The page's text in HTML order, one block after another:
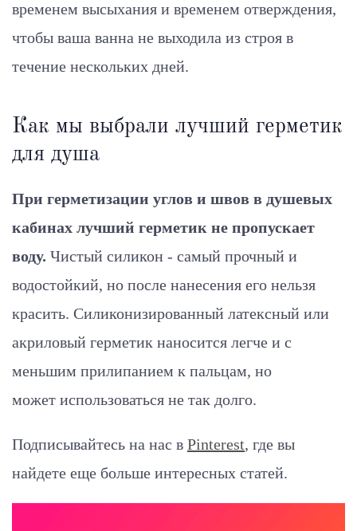
временем высыхания и временем отверждения,
чтобы ваша ванна не выходила из строя в
течение нескольких дней.
Как мы выбрали лучший герметик
для душа
При герметизации углов и швов в душевых
кабинах лучший герметик не пропускает
воду. Чистый силикон - самый прочный и
водостойкий, но после нанесения его нельзя
красить. Силиконизированный латексный или
акриловый герметик наносится легче и с
меньшим прилипанием к пальцам, но
может использоваться не так долго.
Подписывайтесь на нас в Pinterest, где вы
найдете еще больше интересных статей.